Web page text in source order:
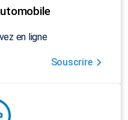
en ligne
Souscrire